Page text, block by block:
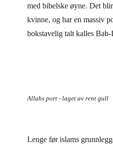
med bibelske øyne. Det
kvinne, og har en massiv
bokstavelig talt kalles
Allahs port - laget av rent gull
Lenge før islams